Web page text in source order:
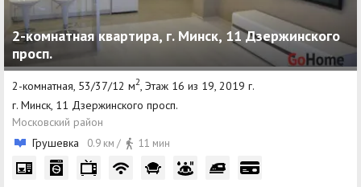
2-комнатная квартира, г. Минск, 11 Дзержинского
просп.
2-комнатная, 53/37/12 м2, Этаж 16 из 19, 2019 г.
г. Минск, 11 Дзержинского просп.
Московский район
Грушевка
0.9 км / 11 мин